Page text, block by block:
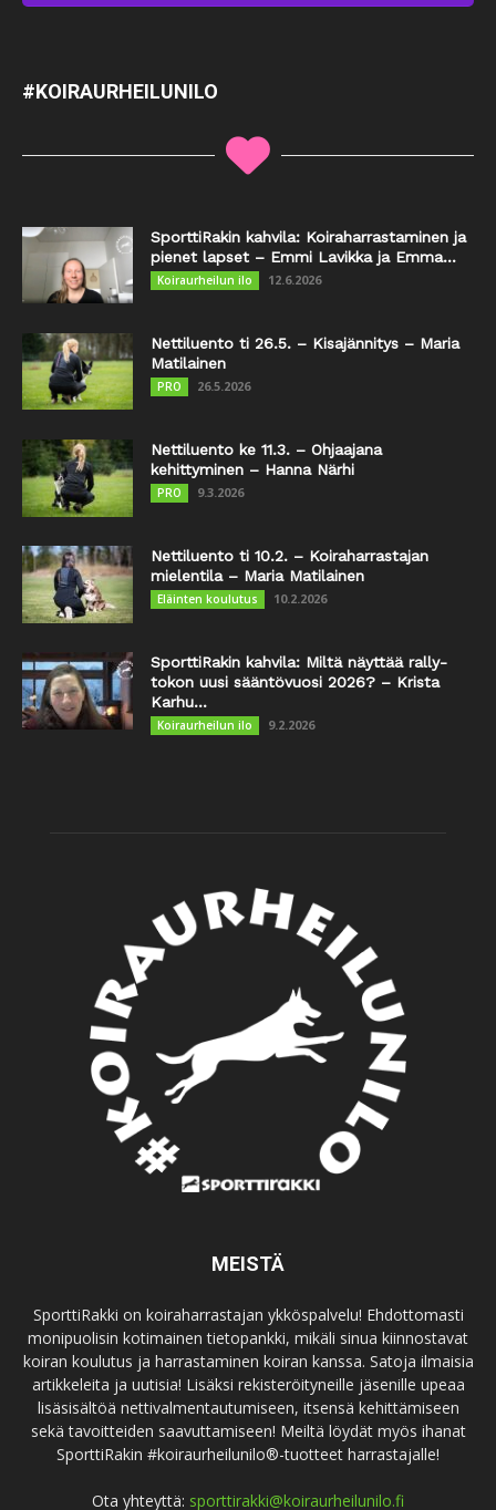
#KOIRAURHEILUNILO
SporttiRakin kahvila: Koiraharrastaminen ja
pienet lapset – Emmi Lavikka ja Emma...
Koiraurheilun ilo 12.6.2026
Nettiluento ti 26.5. – Kisajännitys – Maria
Matilainen
PRO 26.5.2026
Nettiluento ke 11.3. – Ohjaajana
kehittyminen – Hanna Närhi
PRO 9.3.2026
Nettiluento ti 10.2. – Koiraharrastajan
mielentila – Maria Matilainen
Eläinten koulutus 10.2.2026
SporttiRakin kahvila: Miltä näyttää rally-
tokon uusi sääntövuosi 2026? – Krista
Karhu...
Koiraurheilun ilo 9.2.2026
MEISTÄ
SporttiRakki on koiraharrastajan ykköspalvelu! Ehdottomasti
monipuolisin kotimainen tietopankki, mikäli sinua kiinnostavat
koiran koulutus ja harrastaminen koiran kanssa. Satoja ilmaisia
artikkeleita ja uutisia! Lisäksi rekisteröityneille jäsenille upeaa
lisäsisältöä nettivalmentautumiseen, itsensä kehittämiseen
sekä tavoitteiden saavuttamiseen! Meiltä löydät myös ihanat
SporttiRakin #koiraurheilunilo®-tuotteet harrastajalle!
Ota yhteyttä: sporttirakki@koiraurheilunilo.fi